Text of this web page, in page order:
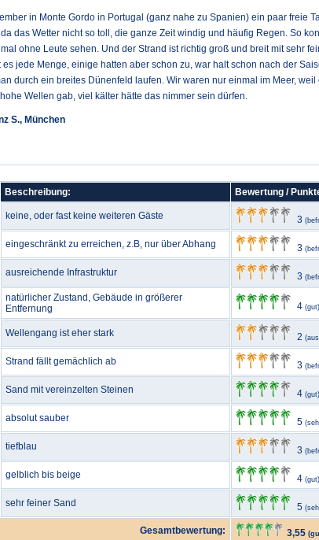
in Monte Gordo in Portugal (ganz nahe zu Spanien) ein paar freie
das Wetter nicht so toll, die ganze Zeit windig und häufig Regen. So
ohne Leute sehen. Und der Strand ist richtig groß und breit mit sehr
jede Menge, einige hatten aber schon zu, war halt schon nach der
durch ein breites Dünenfeld laufen. Wir waren nur einmal im Meer, weil
Wellen gab, viel kälter hätte das nimmer sein dürfen.
S., München
Beschreibung: Bewertung /
keine, oder fast keine weiteren Gäste 3
eingeschränkt zu erreichen, z.B, nur über Abhang 3
ausreichende Infrastruktur 3
natürlicher Zustand, Gebäude in größerer
Entfernung
4 (gut)
Wellengang ist eher stark 2
Strand fällt gemächlich ab 3
Sand mit vereinzelten Steinen 4 (gut)
absolut sauber 5
tiefblau 3
gelblich bis beige 4 (gut)
sehr feiner Sand 5
Gesamtbewertung: 3,55